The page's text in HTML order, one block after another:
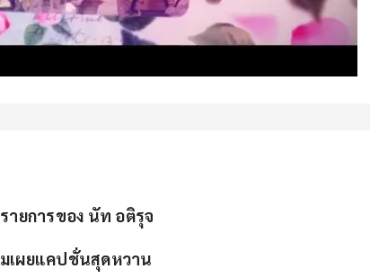
ายการของ นัท อติรุจ
เผยแคปชั่นสุดหวาน